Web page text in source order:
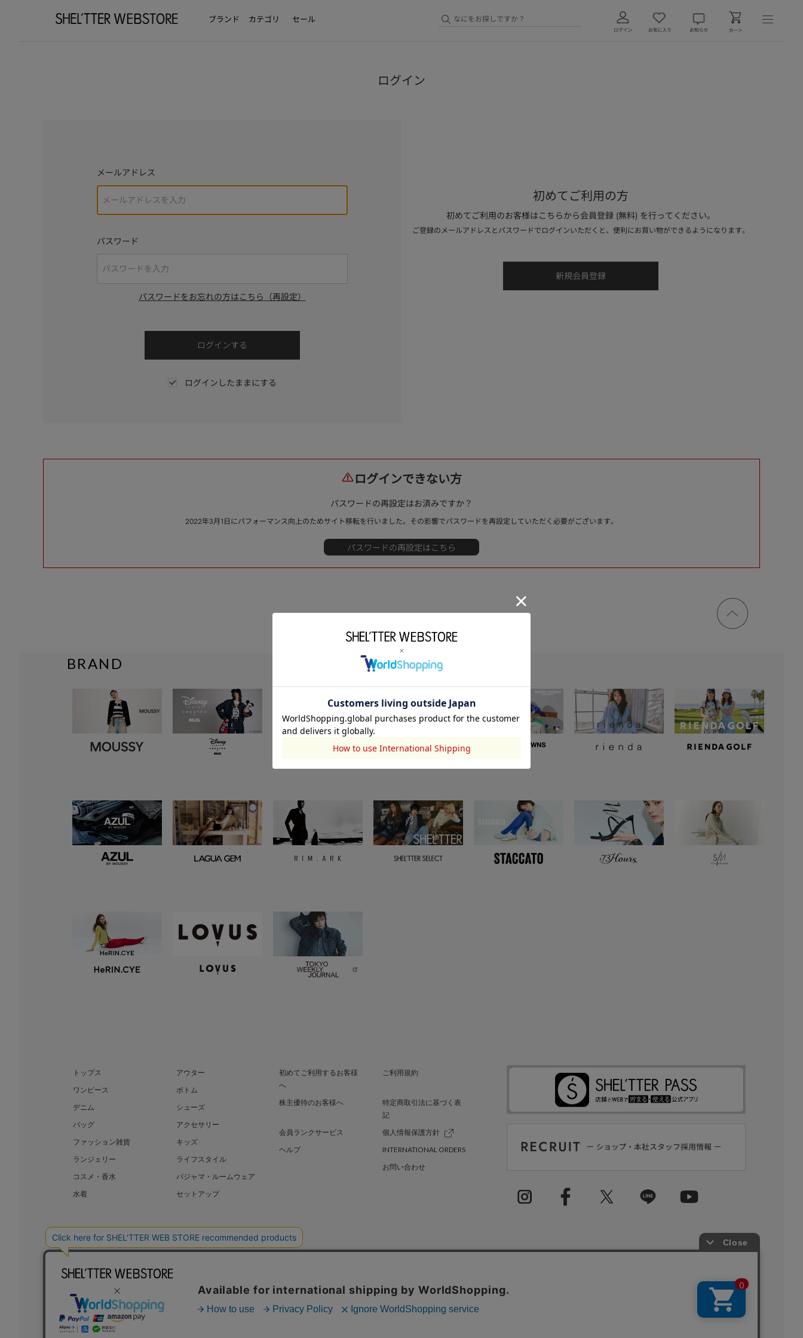
ブランド カテゴリ セール
ログイン
メールアドレス
パスワード
パスワードをお忘れの方はこちら（再設定）
ログインしたままにする
初めてご利用の方
初めてご利用のお客様はこちらから会員登録 (無料) を行ってください。
ご登録のメールアドレスとパスワードでログインいただくと、便利にお買い物ができるようになります。
ログインできない方
パスワードの再設定はお済みですか？
2022年3月1日にパフォーマンス向上のためサイト移転を行いました。その影響でパスワードを再設定していただく必要がございます。
ページ
トップ
BRAND
トップス
アウター
ワンピース
ボトム
デニム
シューズ
バッグ
アクセサリー
ファッション雑貨
キッズ
ランジェリー
ライフスタイル
コスメ・香水
パジャマ・ルームウェア
水着
セットアップ
初めてご利用するお客様
へ
ご利用規約
株主優待のお客様へ
特定商取引法に基づく表
記
会員ランクサービス
個人情報保護方針
ヘルプ
INTERNATIONAL ORDERS
お問い合わせ
BAROQUE JAPAN LIMITED SHEL’TTER GREEN 採用情報
COPYRIGHT © BAROQUE JAPAN LIMITED ALL RIGHTS RESERVED.